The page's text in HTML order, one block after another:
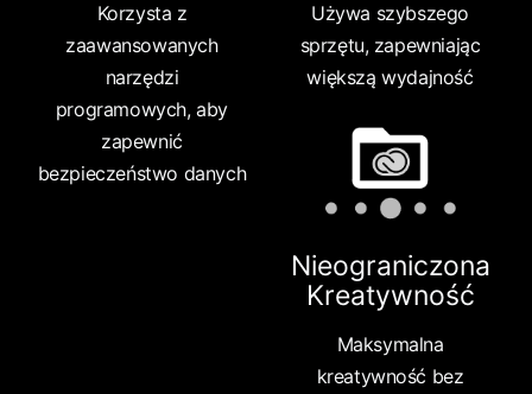
Korzysta z
zaawansowanych
narzędzi
programowych, aby
zapewnić
bezpieczeństwo danych
Używa szybszego
sprzętu, zapewniając
większą wydajność
Nieograniczona
Kreatywność
Maksymalna
kreatywność bez